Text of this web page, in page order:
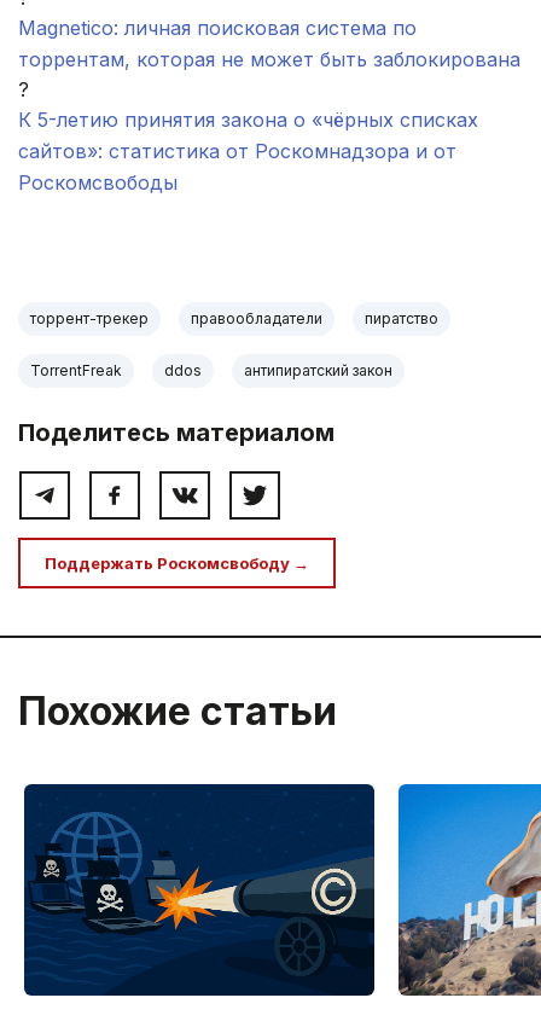
Magnetico: личная поисковая система по
торрентам, которая не может быть заблокирована
?
К 5-летию принятия закона о «чёрных списках
сайтов»: статистика от Роскомнадзора и от
Роскомсвободы
торрент-трекер правообладатели пиратство
TorrentFreak ddos антипиратский закон
Поделитесь материалом
Поддержать Роскомсвободу →
Похожие статьи